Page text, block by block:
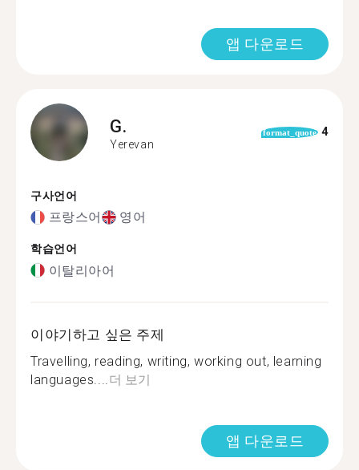
앱 다운로드
G.
Yerevan
format_quote 4
구사언어
프랑스어 영어
학습언어
이탈리아어
이야기하고 싶은 주제
Travelling, reading, writing, working out, learning
languages.... 더 보기
앱 다운로드